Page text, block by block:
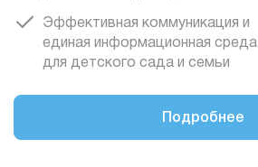
Эффективная коммуникация и
единая информационная среда
для детского сада и семьи
Подробнее